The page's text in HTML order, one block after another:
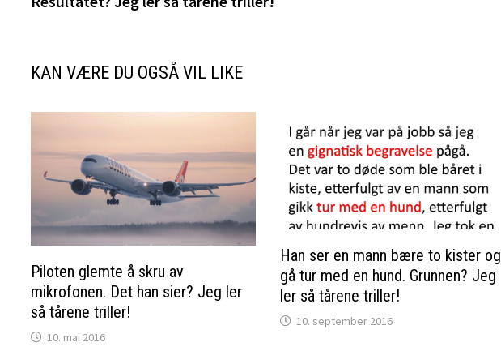
KAN VÆRE DU OGSÅ VIL LIKE
Piloten glemte å skru av
mikrofonen. Det han sier? Jeg ler
så tårene triller!
10. mai 2016
Han ser en mann bære to kister og
gå tur med en hund. Grunnen? Jeg
ler så tårene triller!
10. september 2016